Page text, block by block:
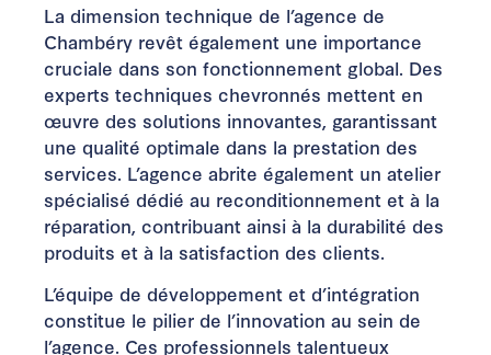
La dimension technique de l’agence de
Chambéry revêt également une importance
cruciale dans son fonctionnement global. Des
experts techniques chevronnés mettent en
œuvre des solutions innovantes, garantissant
une qualité optimale dans la prestation des
services. L’agence abrite également un atelier
spécialisé dédié au reconditionnement et à la
réparation, contribuant ainsi à la durabilité des
produits et à la satisfaction des clients.
L’équipe de développement et d’intégration
constitue le pilier de l’innovation au sein de
l’agence. Ces professionnels talentueux